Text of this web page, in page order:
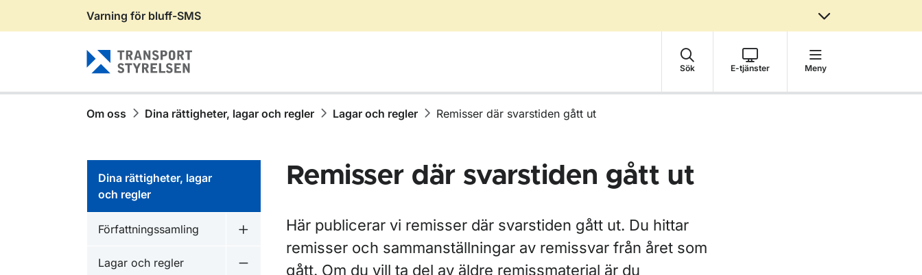
Gå till sidans innehåll
Varning för bluff-SMS
Sök E-tjänster Meny
Om oss Dina rättigheter, lagar och regler Lagar och regler Remisser där svarstiden gått ut
Dina rättigheter, lagar
och regler
Författningssamling
Undermeny för Författningssamling
Lagar och regler
Undermeny för Lagar och regler
Remisser där svarstiden gått ut
Här publicerar vi remisser där svarstiden gått ut. Du hittar
remisser och sammanställningar av remissvar från året som
gått. Om du vill ta del av äldre remissmaterial är du